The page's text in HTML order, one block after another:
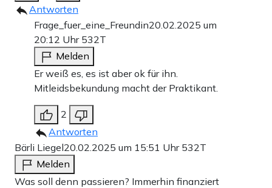
Antworten
Frage_fuer_eine_Freundin20.02.2025 um
20:12 Uhr 532T
Melden
Er weiß es, es ist aber ok für ihn.
Mitleidsbekundung macht der Praktikant.
2
Antworten
Bärli Liegel20.02.2025 um 15:51 Uhr 532T
Melden
Was soll denn passieren? Immerhin finanziert